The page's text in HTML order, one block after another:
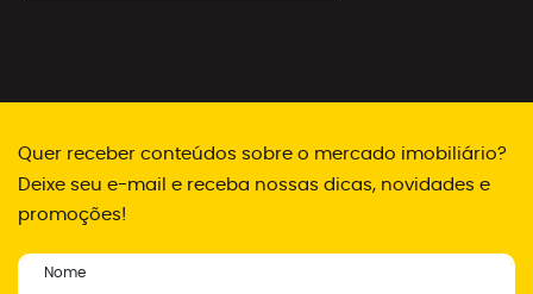
Quer receber conteúdos sobre o mercado imobiliário?
Deixe seu e-mail e receba nossas dicas, novidades e
promoções!
Nome